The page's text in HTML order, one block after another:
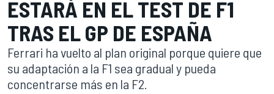
ESTARÁ EN EL TEST DE F1
TRAS EL GP DE ESPAÑA
Ferrari ha vuelto al plan original porque quiere que
su adaptación a la F1 sea gradual y pueda
concentrarse más en la F2.